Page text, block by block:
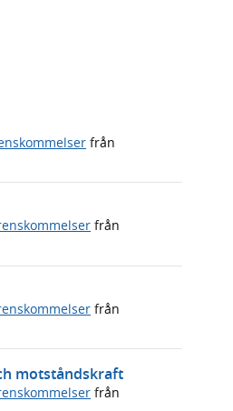
från
från
från
motståndskraft
från